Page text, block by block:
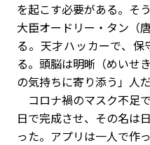
を起こす必要がある。そ
大臣オードリー・タン（
る。天才ハッカーで、
る。頭脳は明晰（めいせ
の気持ちに寄り添う」人
コロナ禍のマスク不足
日で完成させ、その名は
った。アプリは一人で作